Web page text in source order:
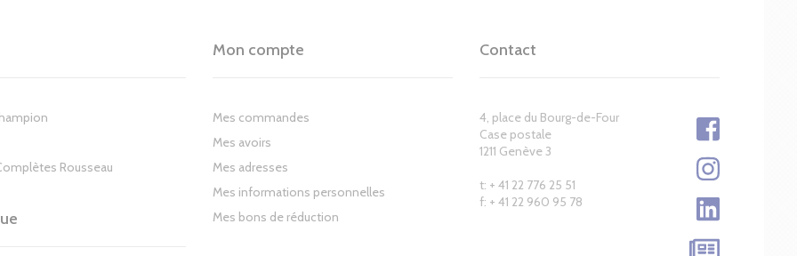
Rousseau
Mon compte
Mes commandes
Mes avoirs
Mes adresses
Mes informations personnelles
Mes bons de réduction
Contact
4, place du Bourg-de-Four
Case postale
1211 Genève 3
t: + 41 22 776 25 51
f: + 41 22 960 95 78